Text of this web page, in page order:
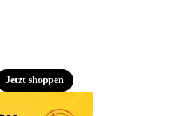
Jetzt shoppen